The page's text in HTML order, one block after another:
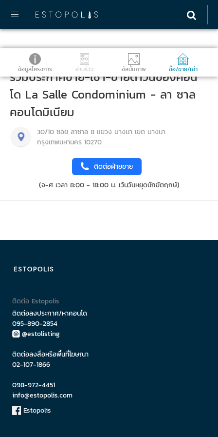
ข้อมูลโครงการ อ่านรีวิว อัลบั้มภาพ ซื้อ/ขาย/เช่า
รวมประกาศขาย-เช่า-ขายดาวน์ของคอน
โด La Salle Condominium - ลา ซาล
คอนโดมิเนียม
30/10 ซอย ลาซาล 8 แขวง บางนา เขต บางนา
กรุงเทพมหานคร 10270
ติดต่อฝ่ายขาย
(จ-ศ เวลา 8:00 - 18:00 น. เว้นวันหยุดนักขัตฤกษ์)
ติดต่อ Estopolis
ติดต่อลงประกาศ/หาคอนโด
095-890-2854
@estolisting
ติดต่อลงสื่อหรือพื้นที่โฆษณา
02-107-1866
098-972-4451
info@estopolis.com
Estopolis